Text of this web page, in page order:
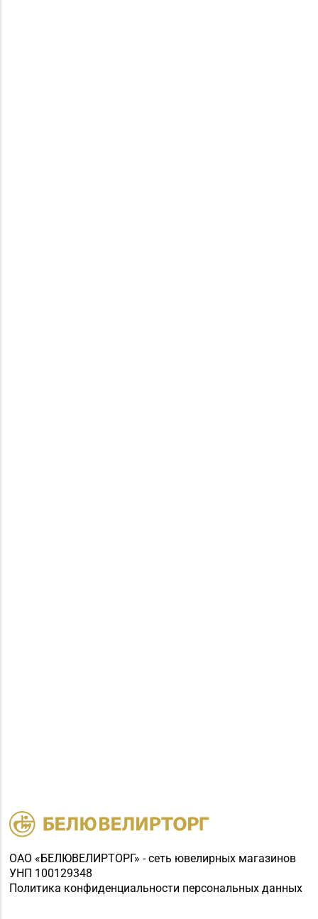
ОАО «БЕЛЮВЕЛИРТОРГ» - сеть ювелирных магазинов
УНП 100129348
Политика конфиденциальности персональных данных